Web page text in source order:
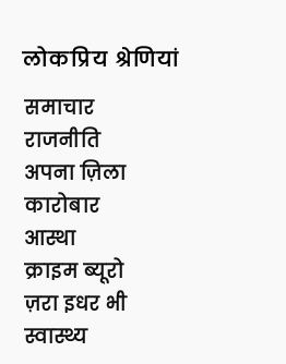
लोकप्रिय श्रेणियां
समाचार
राजनीति
अपना ज़िला
कारोबार
आस्था
क्राइम ब्यूरो
ज़रा इधर भी
स्वास्थ्य